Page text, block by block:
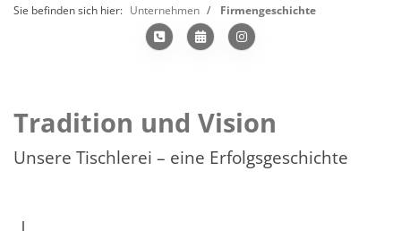
Sie befinden sich hier: Unternehmen Firmengeschichte
Tradition und Vision
Unsere Tischlerei – eine Erfolgsgeschichte